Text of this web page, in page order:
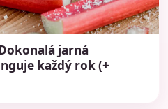
jarná
každý rok (+